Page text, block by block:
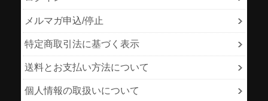
メルマガ申込/停止
特定商取引法に基づく表示
送料とお支払い方法について
個人情報の取扱いについて